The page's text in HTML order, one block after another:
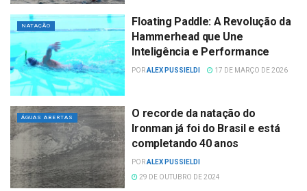
NATAÇÃO
Floating Paddle: A Revolução da
Hammerhead que Une
Inteligência e Performance
PORALEX PUSSIELDI 17 DE MARÇO DE 2026
ÁGUAS ABERTAS
O recorde da natação do
Ironman já foi do Brasil e está
completando 40 anos
PORALEX PUSSIELDI
29 DE OUTUBRO DE 2024